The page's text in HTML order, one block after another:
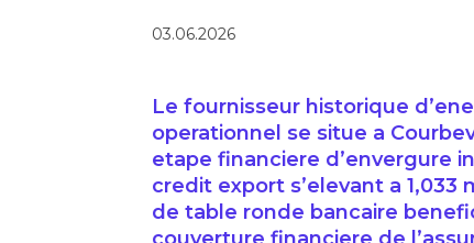
03.06.2026
Le fournisseur historique
operationnel se situe a
etape financiere d’envergure
credit export s’elevant a
de table ronde bancaire